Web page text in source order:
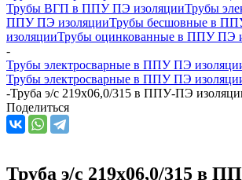
Трубы ВГП в ППУ ПЭ изоляцииТрубы
ППУ ПЭ изоляцииТрубы бесшовные в
изоляцииТрубы оцинкованные в ППУ ПЭ
-
Трубы электросварные в ППУ ПЭ
Трубы электросварные в ППУ ПЭ
-Труба э/с 219х06,0/315 в ППУ-ПЭ
Поделиться
Труба э/с 219х06,0/315 в